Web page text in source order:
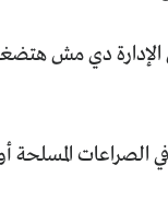
الإدارة دي مش
الصراعات المسلحة